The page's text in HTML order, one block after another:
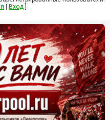
Вход